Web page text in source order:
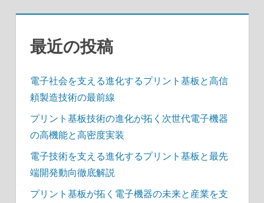
ジ
送最近の投稿
電子社会を支える進化するプリント基板と高信
頼製造技術の最前線
プリント基板技術の進化が拓く次世代電子機器
の高機能と高密度実装
電子技術を支える進化するプリント基板と最先
端開発動向徹底解説
プリント基板が拓く電子機器の未来と産業を支